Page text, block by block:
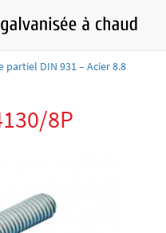
partiel DIN 931 – Acier 8.8
8P